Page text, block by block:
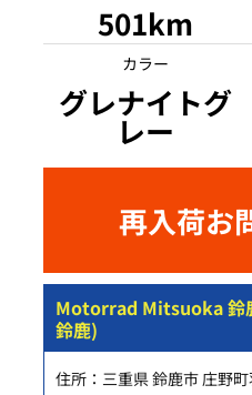
501km
カラー
グレナイトグ
レー
再入荷お
Motorrad Mitsuoka 鈴
鈴鹿)
住所：三重県 鈴鹿市 庄野